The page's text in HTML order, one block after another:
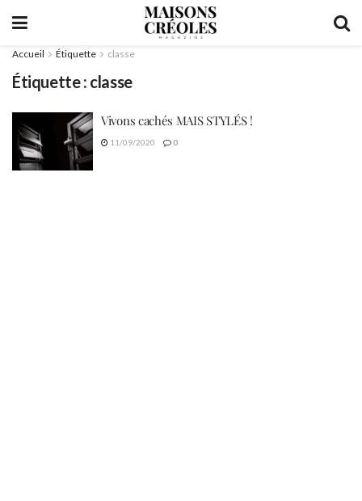
Accueil Étiquette classe
Étiquette : classe
Vivons cachés MAIS STYLÉS !
11/09/2020 0